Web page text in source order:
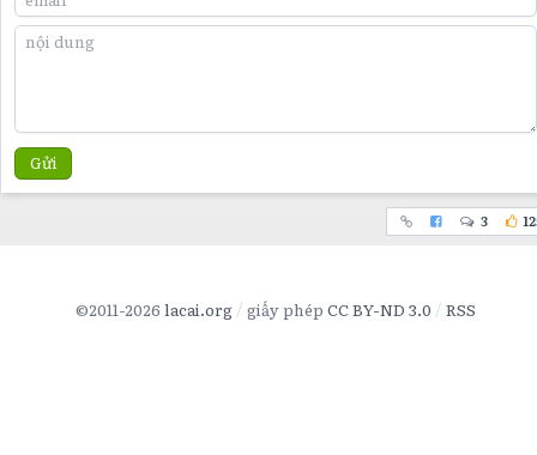
Gửi
3
©2011-2026 lacai.org giấy phép CC BY-ND 3.0 RSS